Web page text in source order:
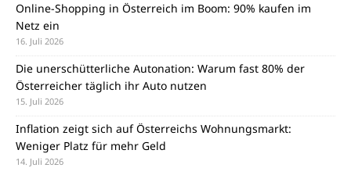
Online-Shopping in Österreich im Boom: 90% kaufen im
Netz ein
16. Juli 2026
Die unerschütterliche Autonation: Warum fast 80% der
Österreicher täglich ihr Auto nutzen
15. Juli 2026
Inflation zeigt sich auf Österreichs Wohnungsmarkt:
Weniger Platz für mehr Geld
14. Juli 2026